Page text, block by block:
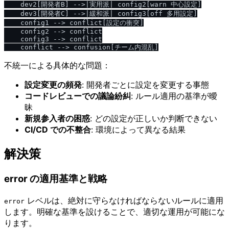
    dev2[開発者B] -->|実用派| config2[warn 中心設定]
    dev3[開発者C] -->|緩和派| config3[off 多用設定]
    config1 --> conflict[設定の衝突]
    config2 --> conflict
    config3 --> conflict
不統一による具体的な問題：
設定変更の頻発: 開発者ごとに設定を変更する事態
コードレビューでの議論紛糾: ルール適用の基準が曖
昧
新規参入者の困惑: どの設定が正しいか判断できない
CI/CD での不整合: 環境によって異なる結果
解決策
error の適用基準と戦略
error レベルは、絶対に守らなければならないルールに適用
します。明確な基準を設けることで、適切な運用が可能にな
ります。